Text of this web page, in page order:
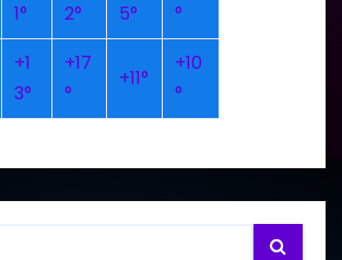
1°
2°
5°
°
+1
3°
+17
°
+11°
+10
°